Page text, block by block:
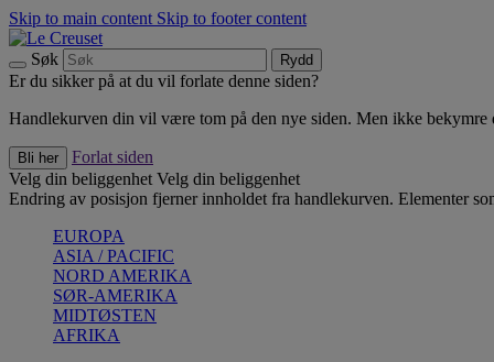
Skip to main content Skip to footer content
Søk Rydd
Er du sikker på at du vil forlate denne siden?
Handlekurven din vil være tom på den nye siden. Men ikke
Bli her
Forlat siden
Velg din beliggenhet Velg din beliggenhet
Endring av posisjon fjerner innholdet fra handlekurven. Elementer
EUROPA
ASIA / PACIFIC
NORD AMERIKA
SØR-AMERIKA
MIDTØSTEN
AFRIKA